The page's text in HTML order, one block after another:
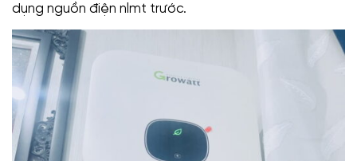
dụng nguồn điện nlmt trước.